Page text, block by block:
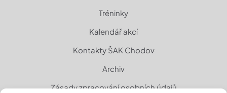
Tréninky
Kalendář akcí
Kontakty ŠAK Chodov
Archiv
Zásady zpracování osobních údajů